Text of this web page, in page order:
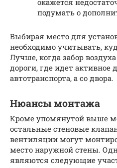
подумать о
Выбирая место для
необходимо учитывать,
Лучше, когда забор
дороги, где идет активное
автотранспорта, а со двора.
Нюансы монтажа
Кроме упомянутой выше
остальные стеновые
вентиляции могут
место наружной стены.
являются следующие